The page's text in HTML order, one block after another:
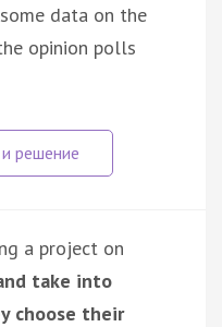
data on the
opinion polls
a project on
take into
choose their